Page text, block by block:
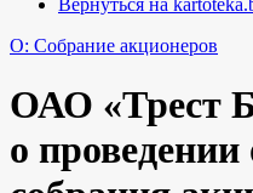
Вернуться на
O: Собрание акционеров
ОАО «Трест
о проведении